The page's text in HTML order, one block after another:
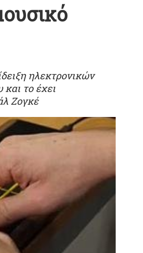
ηλεκτρονικών
το έχει
Ζογκέ